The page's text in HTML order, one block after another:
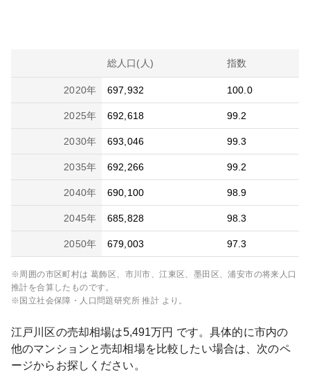
総人口(人) 指数
2020年 697,932 100.0
2025年 692,618 99.2
2030年 693,046 99.3
2035年 692,266 99.2
2040年 690,100 98.9
2045年 685,828 98.3
2050年 679,003 97.3
※周囲の市区町村は 葛飾区、市川市、江東区、墨田区、浦安市の将来人口
推計を合算したものです。
※国立社会保障・人口問題研究所 推計 より。
江戸川区の売却相場は5,491万円 です。具体的に市内の
他のマンションと売却相場を比較したい場合は、次のペ
ージからお探しください。